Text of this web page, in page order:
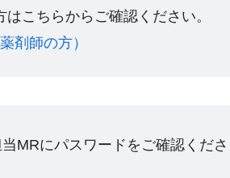
こちらからご確認ください。​
剤師の方）​
MRにパスワードをご確認くださ